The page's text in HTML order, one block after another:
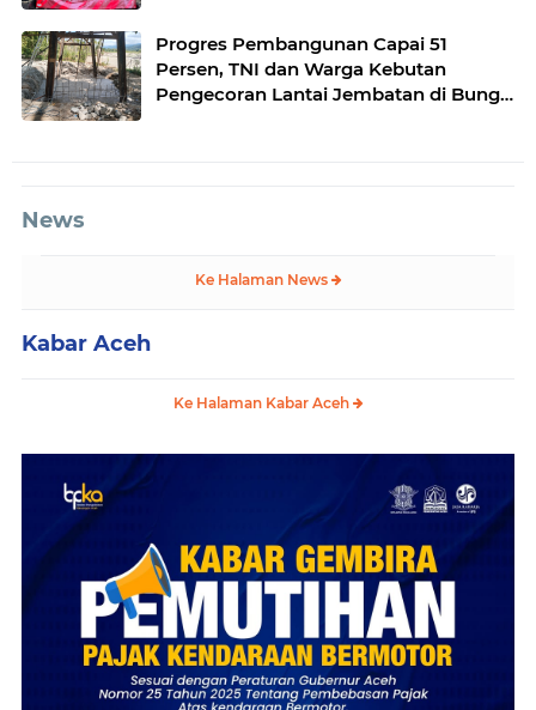
Progres Pembangunan Capai 51
Persen, TNI dan Warga Kebutan
Pengecoran Lantai Jembatan di Bunga
News
Ke Halaman News
Kabar Aceh
Ke Halaman Kabar Aceh